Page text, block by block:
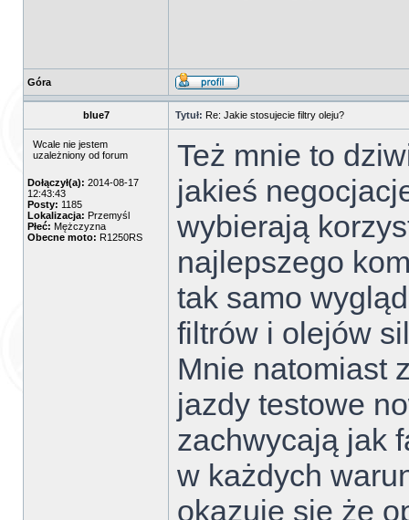
Góra
blue7 Tytuł: Re: Jakie stosujecie filtry oleju?
Wcale nie jestem
uzależniony od forum
Dołączył(a): 2014-08-17
12:43:43
Posty: 1185
Lokalizacja: Przemyśl
Płeć: Mężczyzna
Obecne moto: R1250RS
Też mnie to
jakieś
wybierają
najlepszego
tak samo
filtrów i olejów
Mnie natomiast
jazdy testowe
zachwycają jak
w każdych
okazuje się że